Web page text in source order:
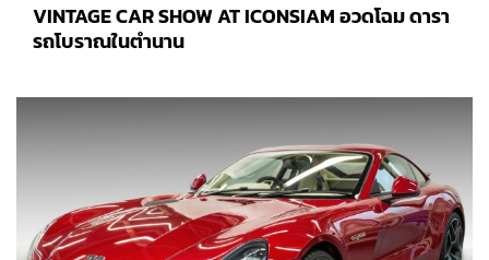
VINTAGE CAR SHOW AT ICONSIAM อวดโฉม ดารา
รถโบราณในตำนาน